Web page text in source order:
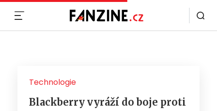
Technologie
Blackberry vyráží do boje proti